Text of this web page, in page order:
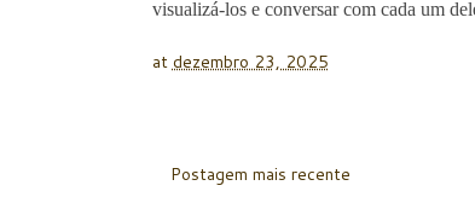
visualizá-los e conversar com cada um
atdezembro 23, 2025
Postagem mais recente